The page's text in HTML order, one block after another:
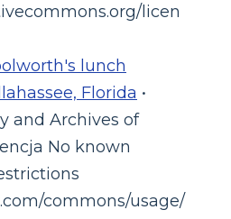
licen
lunch
Florida •
and Archives of
No known
commons/usage/